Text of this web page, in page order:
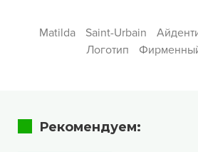
Matilda Saint-Urbain
Логотип
Рекомендуем: